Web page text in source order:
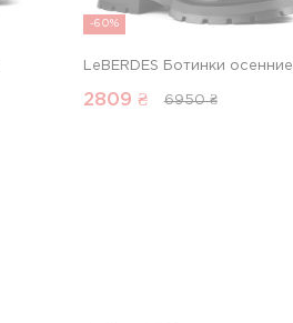
-60%
LeBERDES Ботинки осенние
2809 ₴ 6950 ₴